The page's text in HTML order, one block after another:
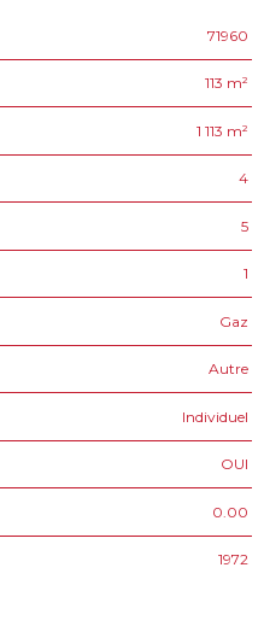
71960
113 m²
1 113 m²
4
5
1
Gaz
Autre
Individuel
OUI
0.00
1972